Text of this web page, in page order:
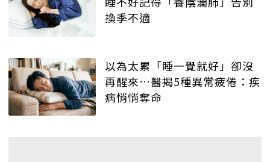
換季不適
以為太累「睡一覺就好」卻沒
再醒來…醫揭5種異常疲倦：疾
病悄悄奪命